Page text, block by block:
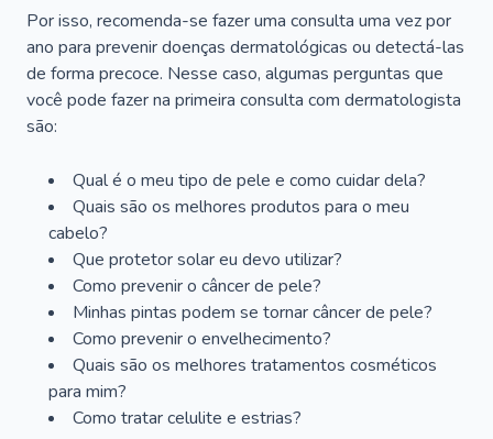
Por isso, recomenda-se fazer uma consulta uma vez por
ano para prevenir doenças dermatológicas ou detectá-las
de forma precoce. Nesse caso, algumas perguntas que
você pode fazer na primeira consulta com dermatologista
são:
Qual é o meu tipo de pele e como cuidar dela?
Quais são os melhores produtos para o meu
cabelo?
Que protetor solar eu devo utilizar?
Como prevenir o câncer de pele?
Minhas pintas podem se tornar câncer de pele?
Como prevenir o envelhecimento?
Quais são os melhores tratamentos cosméticos
para mim?
Como tratar celulite e estrias?